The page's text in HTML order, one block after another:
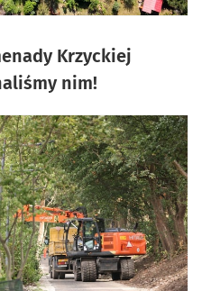
Krzyckiej
nim!